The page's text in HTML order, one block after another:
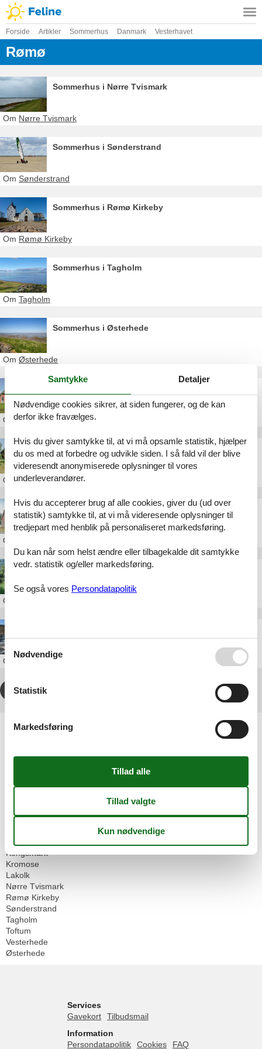
Forside Artikler Sommerhus Danmark Vesterhavet
Rømø
Sommerhus i Nørre Tvismark
Om Nørre Tvismark
Sommerhus i Sønderstrand
Om Sønderstrand
Sommerhus i Rømø Kirkeby
Om Rømø Kirkeby
Sommerhus i Tagholm
Om Tagholm
Sommerhus i Østerhede
Om Østerhede
OmSønderstrand
Sommerhus Sønderstrand uge 22
OmSønderstrand
Sommerhus Sønderstrand uge 2
Om
Luksus sommerhus Sønderstrand Rømø
Om
Om Sønderstrand
2
Artikeltyper
Alle
Rømø
Kongsmark
Kromose
Lakolk
Nørre Tvismark
Rømø Kirkeby
Sønderstrand
Tagholm
Toftum
Vesterhede
Østerhede
Services
Gavekort
Tilbudsmail
Information
Persondatapolitik
Cookies FAQ
Samtykke Detaljer
Nødvendige cookies sikrer, at siden fungerer, og de kan
derfor ikke fravælges.
Hvis du giver samtykke til, at vi må opsamle statistik, hjælper
du os med at forbedre og udvikle siden. I så fald vil der blive
videresendt anonymiserede oplysninger til vores
underleverandører.
Hvis du accepterer brug af alle cookies, giver du (ud over
statistik) samtykke til, at vi må videresende oplysninger til
tredjepart med henblik på personaliseret markedsføring.
Du kan når som helst ændre eller tilbagekalde dit samtykke
vedr. statistik og/eller markedsføring.
Se også vores Persondatapolitik
Nødvendige
Statistik
Markedsføring